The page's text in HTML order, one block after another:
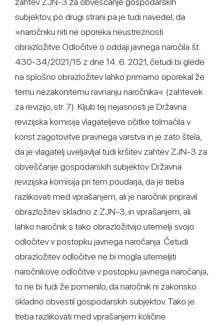
subjektov, po drugi strani pa je tudi navedel, da
»naročniku niti ne oporeka neustreznosti
obrazložitve Odločitve o oddaji javnega naročila št.
430-34/2021/15 z dne 14. 6. 2021, četudi bi glede
na splošno obrazložitev lahko primarno oporekal že
temu nezakonitemu ravnanju naročnika« (zahtevek
za revizijo, str. 7). Kljub tej nejasnosti je Državna
revizijska komisija vlagateljeve očitke tolmačila v
korist zagotovitve pravnega varstva in je zato štela,
da je vlagatelj uveljavljal tudi kršitev zahtev ZJN-3 za
obveščanje gospodarskih subjektov. Državna
revizijska komisija pri tem poudarja, da je treba
razlikovati med vprašanjem, ali je naročnik pripravil
obrazložitev skladno z ZJN-3, in vprašanjem, ali
lahko naročnik s tako obrazložitvijo utemelji svojo
odločitev v postopku javnega naročanja. Četudi
obrazložitev odločitve ne bi mogla utemeljiti
naročnikove odločitve v postopku javnega naročanja,
to ne bi tudi že pomenilo, da naročnik ni zakonsko
skladno obvestil gospodarskih subjektov. Tako je
treba razlikovati med vprašanjem količine